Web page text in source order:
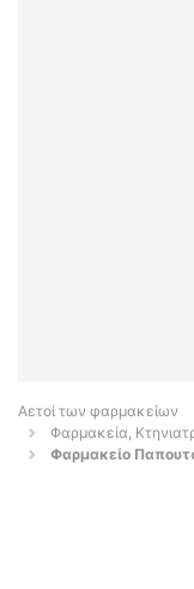
Αετοί των φαρμακείων
Φαρμακεία,
Φαρμακείο